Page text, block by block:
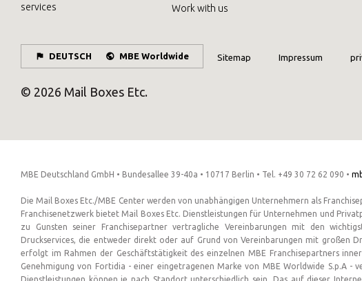
services
Work with us
DEUTSCH MBE Worldwide Sitemap Impressum
© 2026 Mail Boxes Etc.
MBE Deutschland GmbH • Bundesallee 39-40a • 10717 Berlin • Tel. +49 30 72 62 090 •
Die Mail Boxes Etc./MBE Center werden von unabhängigen Unternehmern als
Franchisenetzwerk bietet Mail Boxes Etc. Dienstleistungen für Unternehmen und
zu Gunsten seiner Franchisepartner vertragliche Vereinbarungen mit den
Druckservices, die entweder direkt oder auf Grund von Vereinbarungen mit großen
erfolgt im Rahmen der Geschäftstätigkeit des einzelnen MBE Franchisepartners
Genehmigung von Fortidia - einer eingetragenen Marke von MBE Worldwide S.p.A
Dienstleistungen können je nach Standort unterschiedlich sein. Das auf dieser
Or